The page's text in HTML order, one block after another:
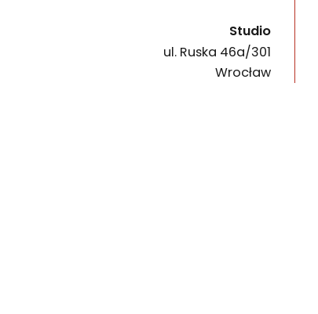
Studio
ul. Ruska 46a/301
50-079
Wrocław